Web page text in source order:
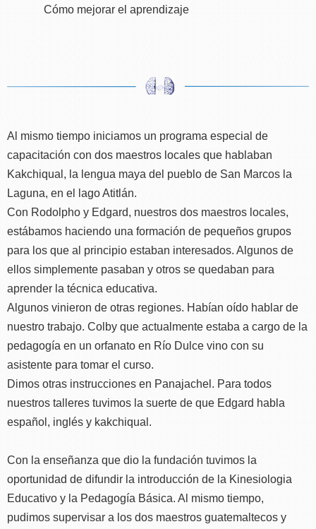
Cómo mejorar el aprendizaje
Al mismo tiempo iniciamos un programa especial de
capacitación con dos maestros locales que hablaban
Kakchiqual, la lengua maya del pueblo de San Marcos la
Laguna, en el lago Atitlán.
Con Rodolpho y Edgard, nuestros dos maestros locales,
estábamos haciendo una formación de pequeños grupos
para los que al principio estaban interesados. Algunos de
ellos simplemente pasaban y otros se quedaban para
aprender la técnica educativa.
Algunos vinieron de otras regiones. Habían oído hablar de
nuestro trabajo. Colby que actualmente estaba a cargo de la
pedagogía en un orfanato en Río Dulce vino con su
asistente para tomar el curso.
Dimos otras instrucciones en Panajachel. Para todos
nuestros talleres tuvimos la suerte de que Edgard habla
español, inglés y kakchiqual.
Con la enseñanza que dio la fundación tuvimos la
oportunidad de difundir la introducción de la Kinesiologia
Educativo y la Pedagogía Básica. Al mismo tiempo,
pudimos supervisar a los dos maestros guatemaltecos y